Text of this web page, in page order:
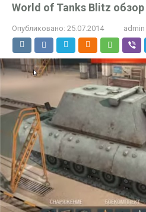
World of Tanks Blitz
Опубликовано: 25.07.2014 admin